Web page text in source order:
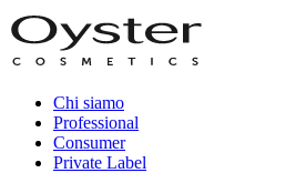
Chi siamo
Professional
Consumer
Private Label